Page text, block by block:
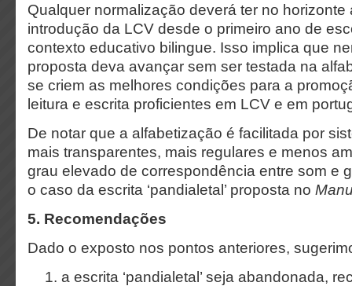
Qualquer normalização deverá ter no horizonte
introdução da LCV desde o primeiro ano de
contexto educativo bilingue. Isso implica que
proposta deva avançar sem ser testada na
se criem as melhores condições para a
leitura e escrita proficientes em LCV e em
De notar que a alfabetização é facilitada por
mais transparentes, mais regulares e menos
grau elevado de correspondência entre som e
o caso da escrita ‘pandialetal’ proposta no
5. Recomendações
Dado o exposto nos pontos anteriores,
a escrita ‘pandialetal’ seja abandonada,